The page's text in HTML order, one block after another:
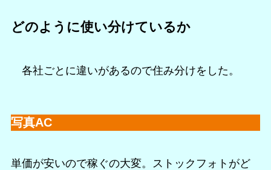
どのように使い分けているか
各社ごとに違いがあるので住み分けをした。
写真AC
単価が安いので稼ぐの大変。ストックフォトがど